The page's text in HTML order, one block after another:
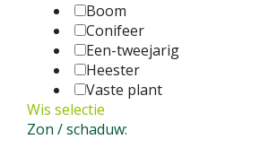
Boom
Conifeer
Een-tweejarig
Heester
Vaste plant
Wis selectie
Zon / schaduw: